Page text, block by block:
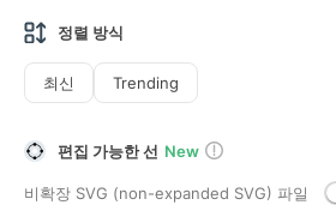
정렬 방식
최신 Trending
편집 가능한 선 New
비확장 SVG (non-expanded SVG) 파일